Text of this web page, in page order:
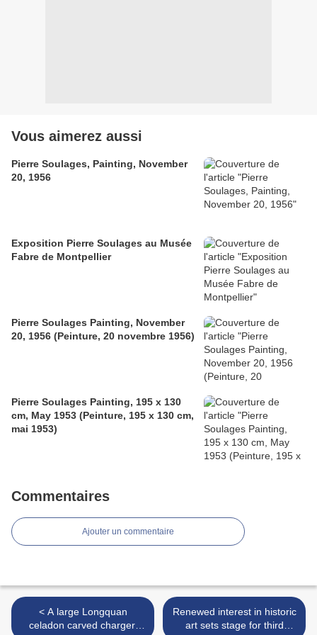
Vous aimerez aussi
Pierre Soulages, Painting, November
20, 1956
Exposition Pierre Soulages au Musée
Fabre de Montpellier
Pierre Soulages Painting, November
20, 1956 (Peinture, 20 novembre 1956)
Pierre Soulages Painting, 195 x 130
cm, May 1953 (Peinture, 195 x 130 cm,
mai 1953)
Commentaires
Ajouter un commentaire
< A large Longquan
celadon carved charger,
Renewed interest in historic
art sets stage for third